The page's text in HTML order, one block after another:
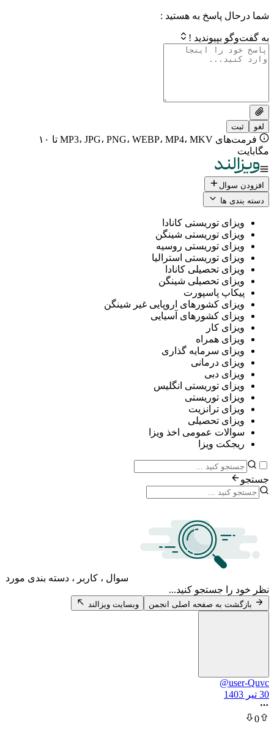
پاسخ به هستید :
!
فرمت‌های MP3، JPG، PNG، WEBP، MP4، MKV تا ۱۰
ها
توریستی کانادا
توریستی شینگن
توریستی روسیه
توریستی استرالیا
تحصیلی کانادا
تحصیلی شینگن
پاسپورت
کشورهای اروپایی غیر شینگن
کشورهای آسیایی
کار
همراه
سرمایه گذاری
درمانی
دبی
توریستی انگلیس
توریستی
ترانزیت
تحصیلی
عمومی اخذ ویزا
ویزا
سوال ، کاربر ، دسته بندی مورد
جستجو کنید...
به صفحه اصلی انجمن وبسایت ویزالند